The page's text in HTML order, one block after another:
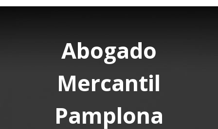
Abogado
Mercantil
Pamplona